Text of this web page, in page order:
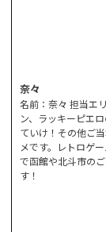
奈々
名前：奈々 担当エ
ン、ラッキーピエ
ていけ！その他ご
メです。レトロゲ
で函館や北斗市の
す！